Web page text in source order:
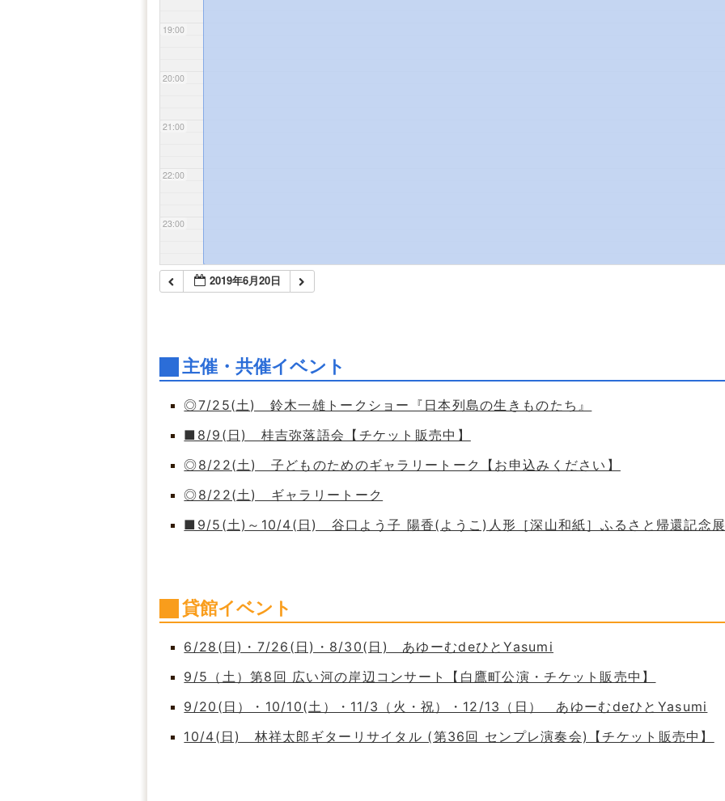
19:00
20:00
21:00
22:00
23:00
2019年6月20日
主催・共催イベント
◎7/25(土) 鈴木一雄トークショー『日本列島の生きものたち』
■8/9(日) 桂吉弥落語会【チケット販売中】
◎8/22(土) 子どものためのギャラリートーク【お申込みください】
◎8/22(土) ギャラリートーク
■9/5(土)～10/4(日) 谷口よう子 陽香(ようこ)人形［深山和紙］ふるさと帰還記念
貸館イベント
6/28(日)・7/26(日)・8/30(日) あゆーむdeひとYasumi
9/5（土）第8回 広い河の岸辺コンサート【白鷹町公演・チケット販売中】
9/20(日）・10/10(土）・11/3（火・祝）・12/13（日） あゆーむdeひとYasumi
10/4(日) 林祥太郎ギターリサイタル (第36回 センプレ演奏会)【チケット販売中】